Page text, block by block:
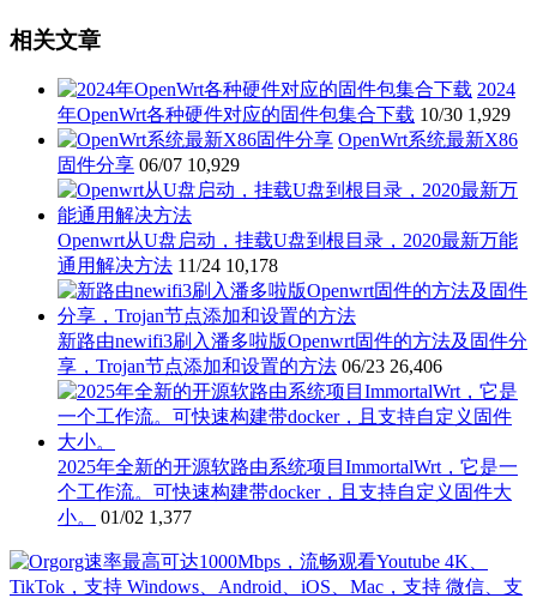
相关文章
2024
年OpenWrt各种硬件对应的固件包集合下载 10/30 1,929
OpenWrt系统最新X86
固件分享 06/07 10,929
Openwrt从U盘启动，挂载U盘到根目录，2020最新万能
通用解决方法 11/24 10,178
新路由newifi3刷入潘多啦版Openwrt固件的方法及固件分
享，Trojan节点添加和设置的方法 06/23 26,406
2025年全新的开源软路由系统项目ImmortalWrt，它是一
个工作流。可快速构建带docker，且支持自定义固件大
小。
01/02 1,377